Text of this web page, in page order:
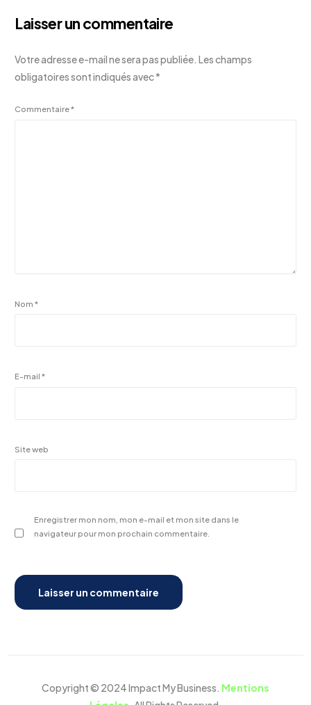
Laisser un commentaire
Votre adresse e-mail ne sera pas publiée. Les champs
obligatoires sont indiqués avec*
Commentaire*
Nom*
E-mail*
Site web
Enregistrer mon nom, mon e-mail et mon site dans le
navigateur pour mon prochain commentaire.
Copyright © 2024 Impact My Business. Mentions
Réserver une démo